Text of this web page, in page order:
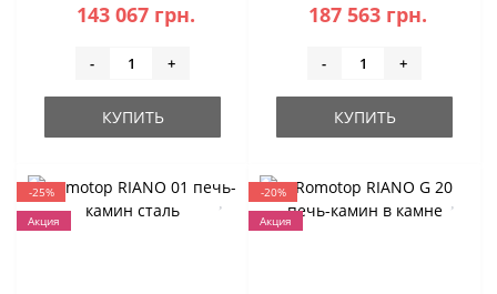
143 067 грн.
- +
КУПИТЬ
187 563 грн.
- +
КУПИТЬ
-25%
Акция
-20%
Акция